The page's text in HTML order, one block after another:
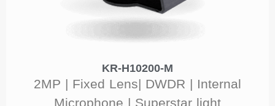
KR-H10200-M
2MP | Fixed Lens| DWDR | Internal